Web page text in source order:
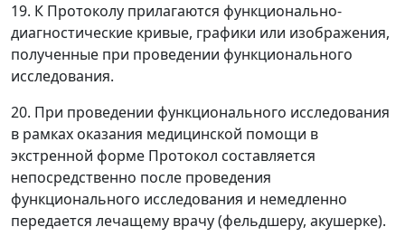
19. К Протоколу прилагаются функционально-
диагностические кривые, графики или изображения,
полученные при проведении функционального
исследования.
20. При проведении функционального исследования
в рамках оказания медицинской помощи в
экстренной форме Протокол составляется
непосредственно после проведения
функционального исследования и немедленно
передается лечащему врачу (фельдшеру, акушерке).